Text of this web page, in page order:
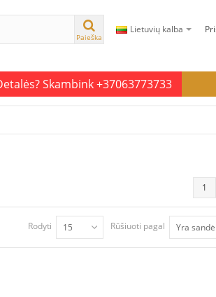
Paieška
Lietuvių kalba
Skambink +37063773733
1
Rūšiuoti pagal Yra
Rodyti 15